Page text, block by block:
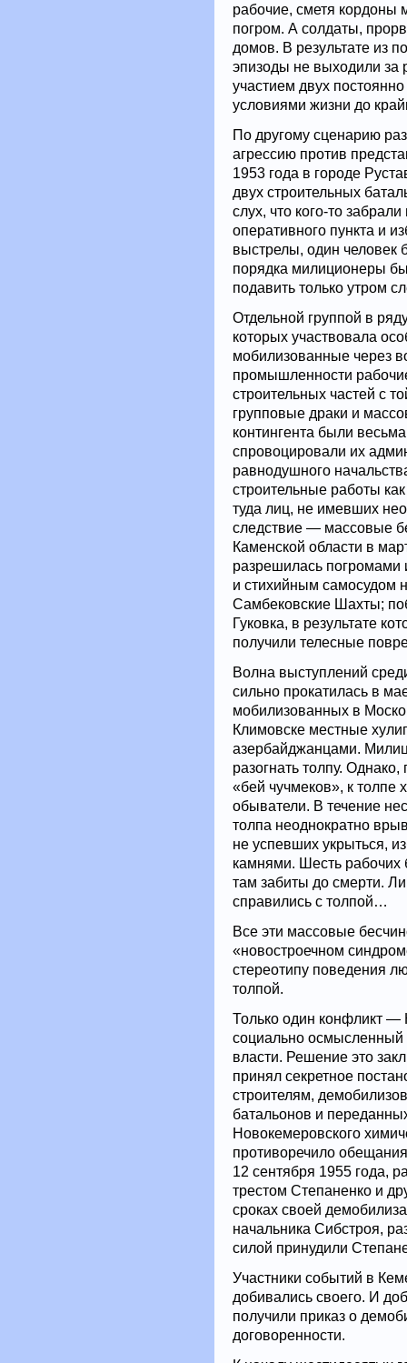
рабочие, сметя кордоны
погром. А солдаты,
домов. В результате из
эпизоды не выходили за
участием двух
условиями жизни до
По другому сценарию
агрессию против
1953 года в городе
двух строительных
слух, что кого-то
оперативного пункта и
выстрелы, один
порядка милиционеры
подавить только утром
Отдельной группой в
которых участвовала
мобилизованные через
промышленности
строительных частей с
групповые драки и
контингента были
спровоцировали их
равнодушного
строительные работы
туда лиц, не имевших
следствие — массовые
Каменской области в
разрешилась
и стихийным самосудом
Самбековские Шахты;
Гуковка, в результате
получили телесные
Волна выступлений
сильно прокатилась в
мобилизованных в
Климовске местные
азербайджанцами.
разогнать толпу.
«бей чучмеков», к толпе
обыватели. В течение
толпа неоднократно
не успевших укрыться,
камнями. Шесть
там забиты до смерти.
справились с толпой…
Все эти массовые
«новостроечном
стереотипу поведения
толпой.
Только один конфликт —
социально осмысленный
власти. Решение это
принял секретное
строителям,
батальонов и
Новокемеровского
противоречило
12 сентября 1955 года,
трестом Степаненко и
сроках своей
начальника Сибстроя,
силой принудили
Участники событий в
добивались своего. И
получили приказ о
договоренности.